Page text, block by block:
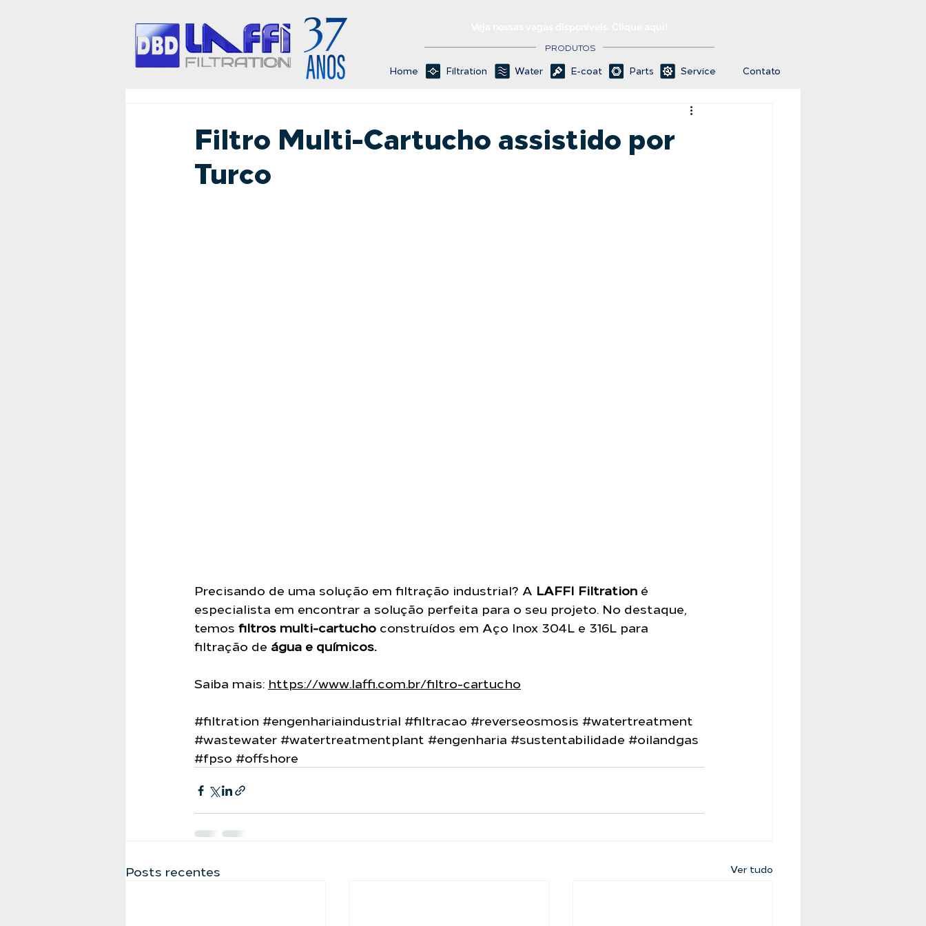
PRODUTOS
Home Filtration Water E-coat Parts Service Contato
Filtro Multi-Cartucho assistido por
Turco
Precisando de uma solução em filtração industrial? A LAFFI Filtration é
especialista em encontrar a solução perfeita para o seu projeto. No destaque,
temos filtros multi-cartucho construídos em Aço Inox 304L e 316L para
filtração de água e químicos.
Saiba mais: https://www.laffi.com.br/filtro-cartucho
#filtration #engenhariaindustrial #filtracao #reverseosmosis #watertreatment
#wastewater #watertreatmentplant #engenharia #sustentabilidade #oilandgas
#fpso #offshore
Posts recentes Ver tudo